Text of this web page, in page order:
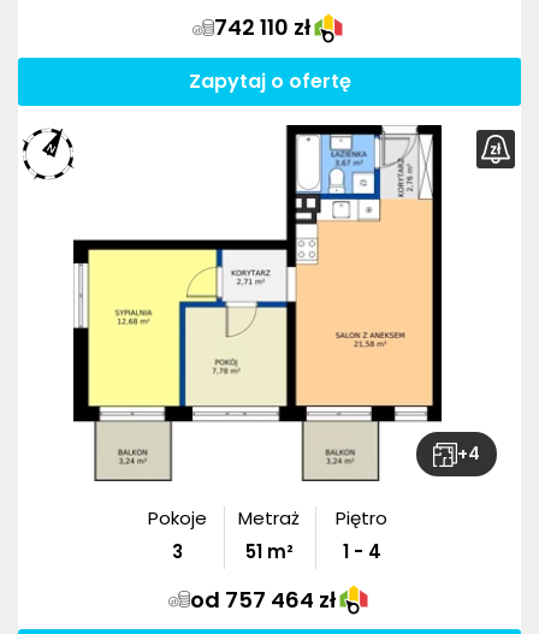
742 110 zł
Zapytaj o ofertę
+4
Pokoje
3
Metraż
51m²
Piętro
1 - 4
od 757 464 zł